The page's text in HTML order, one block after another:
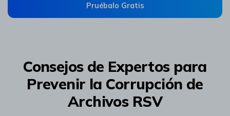
Pruébalo Gratis
Consejos de Expertos para
Prevenir la Corrupción de
Archivos RSV